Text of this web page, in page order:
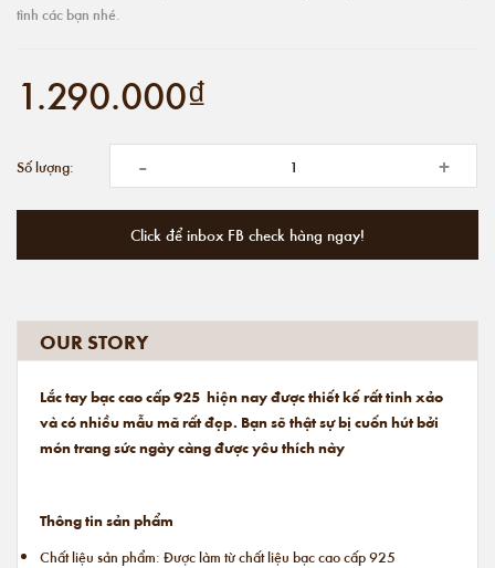
tình các bạn nhé.
1.290.000₫
Số lượng: - +
Click để inbox FB check hàng ngay!
OUR STORY
Lắc tay bạc cao cấp 925 hiện nay được thiết kế rất tinh xảo
và có nhiều mẫu mã rất đẹp. Bạn sẽ thật sự bị cuốn hút bởi
món trang sức ngày càng được yêu thích này
Thông tin sản phẩm
Chất liệu sản phẩm: Được làm từ chất liệu bạc cao cấp 925